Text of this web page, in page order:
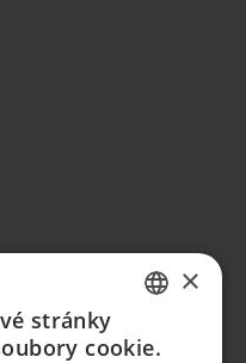
×
stránky
cookie.